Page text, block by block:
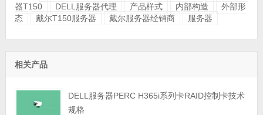
器T150
DELL服务器代理 产品样式 内部构造
外部形
态
戴尔T150服务器 戴尔服务器经销商 服务器
相关产品
DELL服务器PERC H365i系列卡RAID控制卡技术
规格